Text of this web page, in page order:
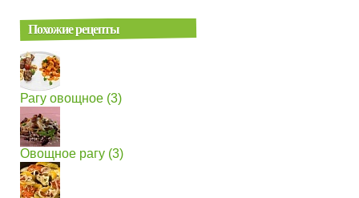
Похожие рецепты
Рагу овощное (3)
Овощное рагу (3)